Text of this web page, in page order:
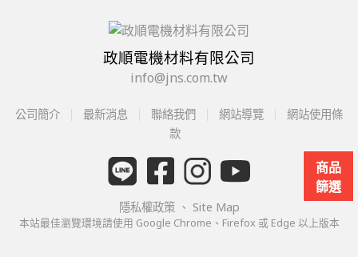
商品
篩選
政順電機材料有限公司
info@jns.com.tw
公司簡介 最新消息 聯絡我們 網站導覽
網站使用條
款
隱私權政策 、 Site Map
本站最佳瀏覽環境請使用 Google Chrome、Firefox 或 Edge 以上版本